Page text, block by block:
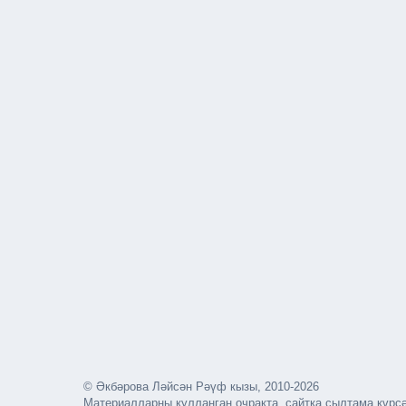
© Әкбәрова Ләйсән Рәүф кызы, 2010-2026
Материалларны кулланган очракта, сайтка сылтама